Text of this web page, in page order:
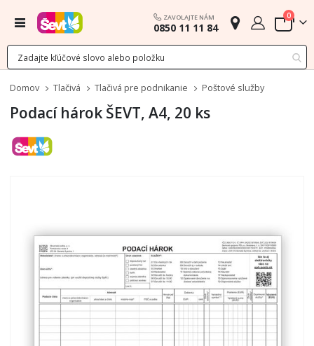
Menu ZAVOLAJTE NÁM
0850 11 11 84 Cart
0
Domov Tlačivá Tlačivá pre podnikanie Poštové služby
Podací hárok ŠEVT, A4, 20 ks
obrázkov